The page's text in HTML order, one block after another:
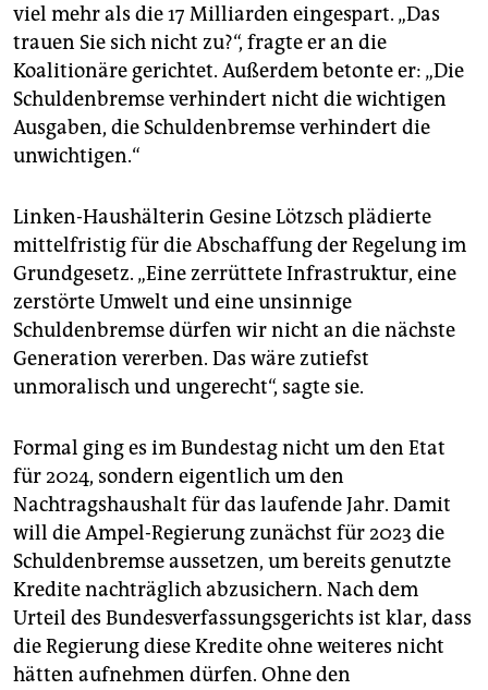
viel mehr als die 17 Milliarden eingespart. „Das
trauen Sie sich nicht zu?“, fragte er an die
Koalitionäre gerichtet. Außerdem betonte er: „Die
Schuldenbremse verhindert nicht die wichtigen
Ausgaben, die Schuldenbremse verhindert die
unwichtigen.“
Linken-Haushälterin Gesine Lötzsch plädierte
mittelfristig für die Abschaffung der Regelung im
Grundgesetz. „Eine zerrüttete Infrastruktur, eine
zerstörte Umwelt und eine unsinnige
Schuldenbremse dürfen wir nicht an die nächste
Generation vererben. Das wäre zutiefst
unmoralisch und ungerecht“, sagte sie.
Formal ging es im Bundestag nicht um den Etat
für 2024, sondern eigentlich um den
Nachtragshaushalt für das laufende Jahr. Damit
will die Ampel-Regierung zunächst für 2023 die
Schuldenbremse aussetzen, um bereits genutzte
Kredite nachträglich abzusichern. Nach dem
Urteil des Bundesverfassungsgerichts ist klar, dass
die Regierung diese Kredite ohne weiteres nicht
hätten aufnehmen dürfen. Ohne den